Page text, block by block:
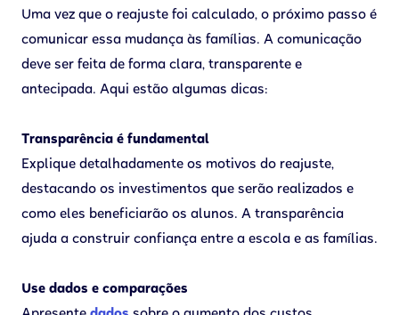
Uma vez que o reajuste foi calculado, o próximo passo é
comunicar essa mudança às famílias. A comunicação
deve ser feita de forma clara, transparente e
antecipada. Aqui estão algumas dicas:
Transparência é fundamental
Explique detalhadamente os motivos do reajuste,
destacando os investimentos que serão realizados e
como eles beneficiarão os alunos. A transparência
ajuda a construir confiança entre a escola e as famílias.
Use dados e comparações